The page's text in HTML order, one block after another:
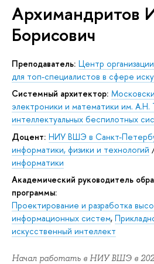
Архимандритов
Борисович
Преподаватель: Центр
для топ-специалистов в сфере
Системный архитектор:
электроники и математики им. А.Н.
интеллектуальных беспилотных
Доцент: НИУ ВШЭ в Санкт-
информатики, физики и технологий
информатики
Академический руководитель образовательной
программы:
Проектирование и разработка
информационных систем,
искусственный интеллект
Начал работать в НИУ ВШЭ в